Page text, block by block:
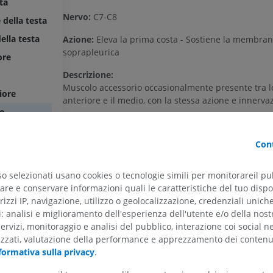
testa
testa
Nervo: C7-C8
Azione: Eleva la prima costa - Sostiene la
soprapleurica
Descrizione:
Muscolo accessorio occasionalmente presente tra
anteriore e il medio, con la stessa azione e
Bibliografia
This definition incorporates text from a public domain edition
Anatomy (20th U.S. edition of Gray's Anatomy of the Human
in 1918 – from http://www.bartleby.com/107/).
Galleria
SUPERIORE
RMN dell'arto superiore
RM
PREMIUM
ARTO INFERIORE
Arto inferiore
PREMIUM
selezionati usano cookies o tecnologie simili per monitorareil
e conservare informazioni quali le caratteristiche del tuo
IP, navigazione, utilizzo o geolocalizzazione, credenziali
analisi e miglioramento dell'esperienza dell'utente e/o della
monitoraggio e analisi del pubblico, interazione coi social
valutazione della performance e apprezzamento dei
sulla privacy.